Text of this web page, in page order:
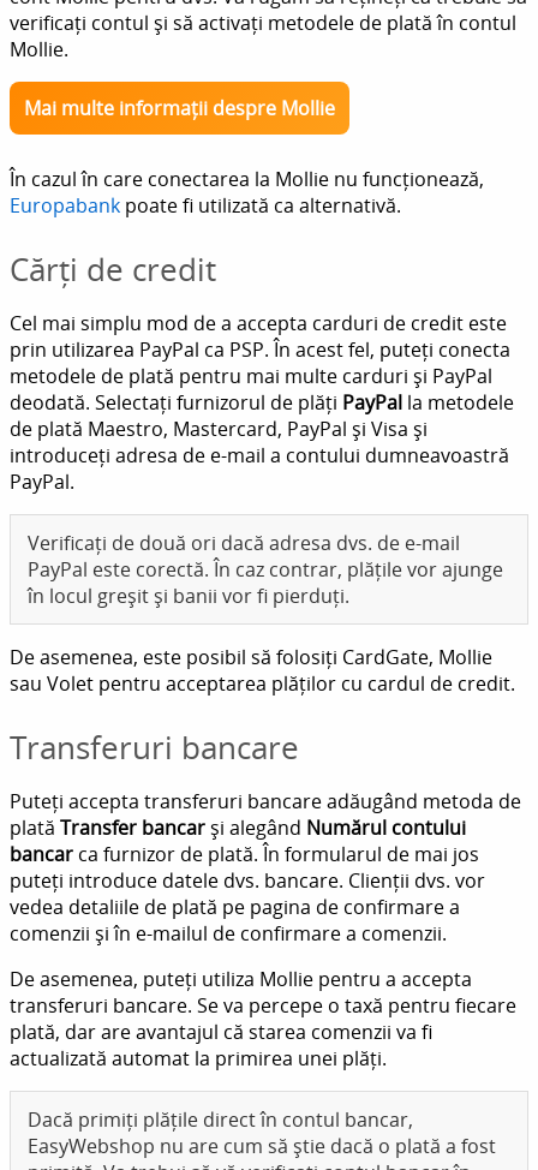
verificați contul și să activați metodele de plată în contul
Mollie.
Mai multe informații despre Mollie
În cazul în care conectarea la Mollie nu funcționează,
Europabank poate fi utilizată ca alternativă.
Cărți de credit
Cel mai simplu mod de a accepta carduri de credit este
prin utilizarea PayPal ca PSP. În acest fel, puteți conecta
metodele de plată pentru mai multe carduri și PayPal
deodată. Selectați furnizorul de plăți PayPal la metodele
de plată Maestro, Mastercard, PayPal și Visa și
introduceți adresa de e-mail a contului dumneavoastră
PayPal.
Verificați de două ori dacă adresa dvs. de e-mail
PayPal este corectă. În caz contrar, plățile vor ajunge
în locul greșit și banii vor fi pierduți.
De asemenea, este posibil să folosiți CardGate, Mollie
sau Volet pentru acceptarea plăților cu cardul de credit.
Transferuri bancare
Puteți accepta transferuri bancare adăugând metoda de
plată Transfer bancarși alegând Numărul contului
bancar ca furnizor de plată. În formularul de mai jos
puteți introduce datele dvs. bancare. Clienții dvs. vor
vedea detaliile de plată pe pagina de confirmare a
comenzii și în e-mailul de confirmare a comenzii.
De asemenea, puteți utiliza Mollie pentru a accepta
transferuri bancare. Se va percepe o taxă pentru fiecare
plată, dar are avantajul că starea comenzii va fi
actualizată automat la primirea unei plăți.
Dacă primiți plățile direct în contul bancar,
EasyWebshop nu are cum să știe dacă o plată a fost